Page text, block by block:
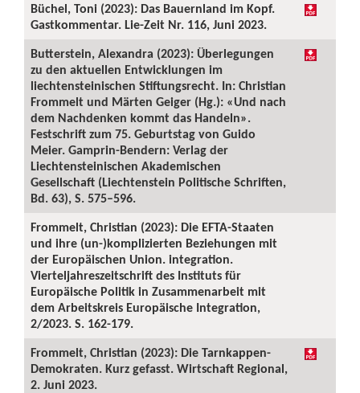
Büchel, Toni (2023): Das Bauernland im Kopf.
Gastkommentar. Lie-Zeit Nr. 116, Juni 2023.
Butterstein, Alexandra (2023): Überlegungen
zu den aktuellen Entwicklungen im
liechtensteinischen Stiftungsrecht. In: Christian
Frommelt und Märten Geiger (Hg.): «Und nach
dem Nachdenken kommt das Handeln».
Festschrift zum 75. Geburtstag von Guido
Meier. Gamprin-Bendern: Verlag der
Liechtensteinischen Akademischen
Gesellschaft (Liechtenstein Politische Schriften,
Bd. 63), S. 575–596.
Frommelt, Christian (2023): Die EFTA-Staaten
und ihre (un-)komplizierten Beziehungen mit
der Europäischen Union. integration.
Vierteljahreszeitschrift des Instituts für
Europäische Politik in Zusammenarbeit mit
dem Arbeitskreis Europäische Integration,
2/2023. S. 162-179.
Frommelt, Christian (2023): Die Tarnkappen-
Demokraten. Kurz gefasst. Wirtschaft Regional,
2. Juni 2023.